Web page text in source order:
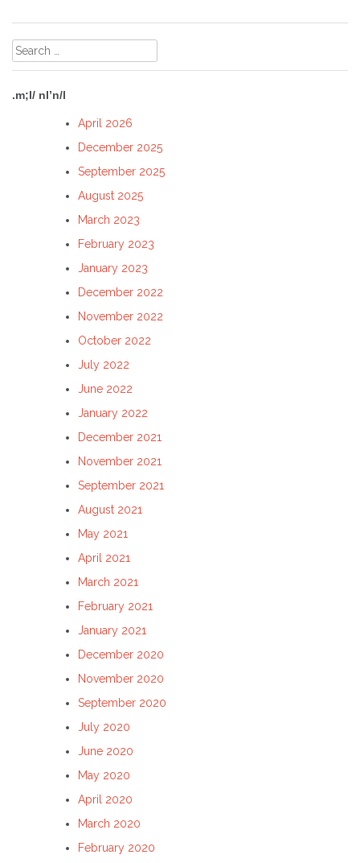
Search
for:
.m;l/ nl’n/l
April 2026
December 2025
September 2025
August 2025
March 2023
February 2023
January 2023
December 2022
November 2022
October 2022
July 2022
June 2022
January 2022
December 2021
November 2021
September 2021
August 2021
May 2021
April 2021
March 2021
February 2021
January 2021
December 2020
November 2020
September 2020
July 2020
June 2020
May 2020
April 2020
March 2020
February 2020